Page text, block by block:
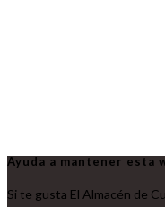
Ayuda a mantener esta
Si te gusta El Almacén de